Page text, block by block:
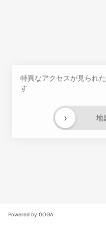
特異なアクセスが見られ
す
地
›
Powered by GOGA